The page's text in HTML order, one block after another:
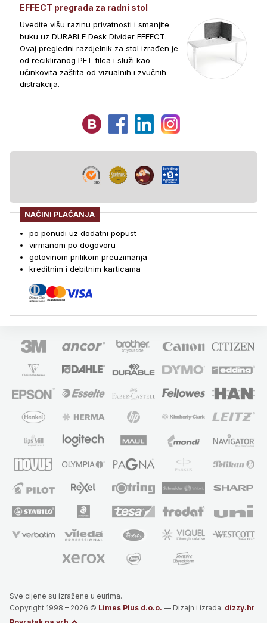
EFFECT pregrada za radni stol
Uvedite višu razinu privatnosti i smanjite
buku uz DURABLE Desk Divider EFFECT.
Ovaj pregledni razdjelnik za stol izrađen je
od recikliranog PET filca i služi kao
učinkovita zaštita od vizualnih i zvučnih
distrakcija.
NAČINI PLAĆANJA
po ponudi uz dodatni popust
virmanom po dogovoru
gotovinom prilikom preuzimanja
kreditnim i debitnim karticama
Sve cijene su izražene u eurima.
Copyright 1998 – 2026 © Limes Plus d.o.o. — Dizajn i izrada: dizzy.hr